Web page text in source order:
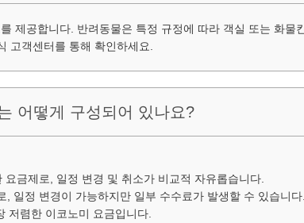
제공합니다. 반려동물은 특정 규정에 따라 객실 또는 화물
고객센터를 통해 확인하세요.
어떻게 구성되어 있나요?
금제로, 일정 변경 및 취소가 비교적 자유롭습니다.
일정 변경이 가능하지만 일부 수수료가 발생할 수 있습니다.
저렴한 이코노미 요금입니다.